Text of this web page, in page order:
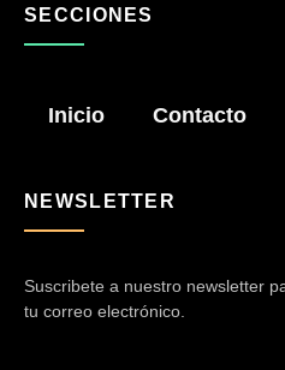
SECCIONES
Inicio Contacto
NEWSLETTER
Suscribete a nuestro newsletter
tu correo electrónico.